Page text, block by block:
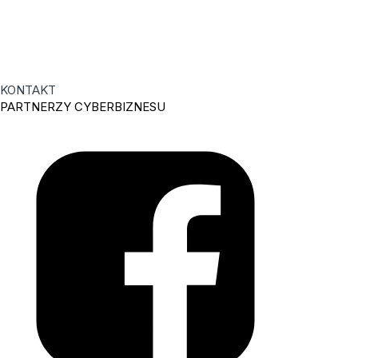
KONTAKT
PARTNERZY CYBERBIZNESU